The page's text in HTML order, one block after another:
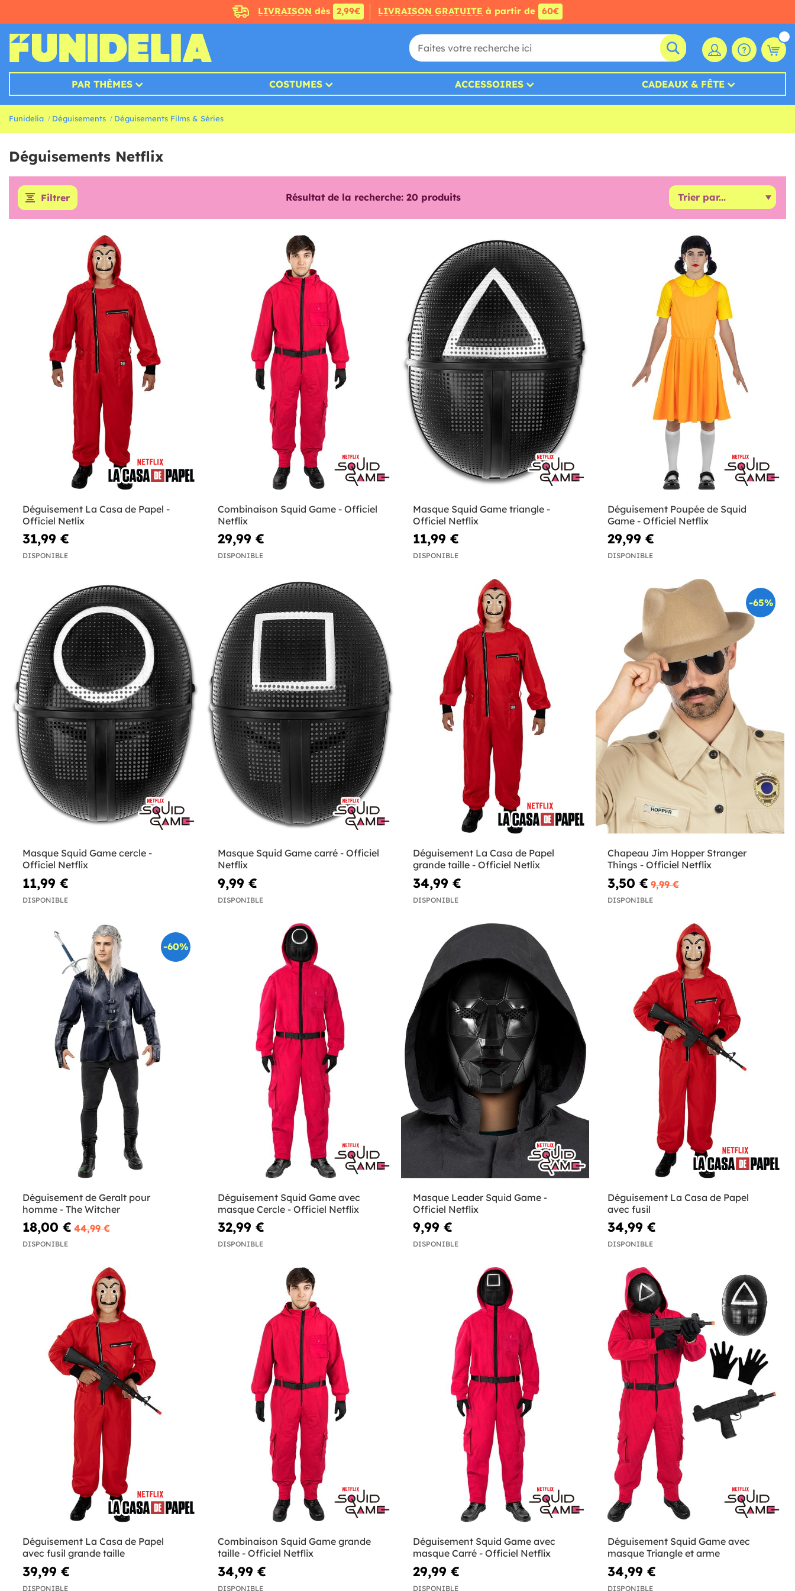
LIVRAISON dès 2,99€ LIVRAISON GRATUITE à partir de 60€
PAR THÈMES COSTUMES ACCESSOIRES CADEAUX & FÊTE
Funidelia Déguisements Déguisements Films & Séries
Déguisements Netflix
Filtrer Résultat de la recherche: 20 produits
Déguisement La Casa de Papel -
Officiel Netlix
31,99 €
DISPONIBLE
Combinaison Squid Game - Officiel
Netflix
29,99 €
DISPONIBLE
Masque Squid Game triangle -
Officiel Netflix
11,99 €
DISPONIBLE
Déguisement Poupée de Squid
Game - Officiel Netflix
29,99 €
DISPONIBLE
Masque Squid Game cercle -
Officiel Netflix
11,99 €
DISPONIBLE
Masque Squid Game carré - Officiel
Netflix
9,99 €
DISPONIBLE
Déguisement La Casa de Papel
grande taille - Officiel Netlix
34,99 €
DISPONIBLE
-65%
Chapeau Jim Hopper Stranger
Things - Officiel Netflix
3,50 € 9,99 €
DISPONIBLE
-60%
Déguisement de Geralt pour
homme - The Witcher
18,00 € 44,99 €
DISPONIBLE
Déguisement Squid Game avec
masque Cercle - Officiel Netflix
32,99 €
DISPONIBLE
Masque Leader Squid Game -
Officiel Netflix
9,99 €
DISPONIBLE
Déguisement La Casa de Papel
avec fusil
34,99 €
DISPONIBLE
Déguisement La Casa de Papel
avec fusil grande taille
39,99 €
DISPONIBLE
Combinaison Squid Game grande
taille - Officiel Netflix
34,99 €
DISPONIBLE
Déguisement Squid Game avec
masque Carré - Officiel Netflix
29,99 €
DISPONIBLE
Déguisement Squid Game avec
masque Triangle et arme
34,99 €
DISPONIBLE